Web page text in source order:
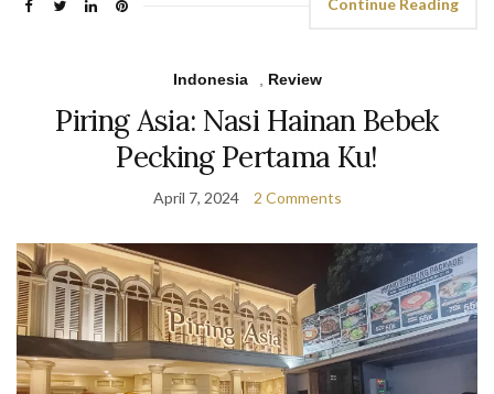
Continue Reading
Indonesia Review
Piring Asia: Nasi Hainan Bebek
Pecking Pertama Ku!
April 7, 2024 2 Comments